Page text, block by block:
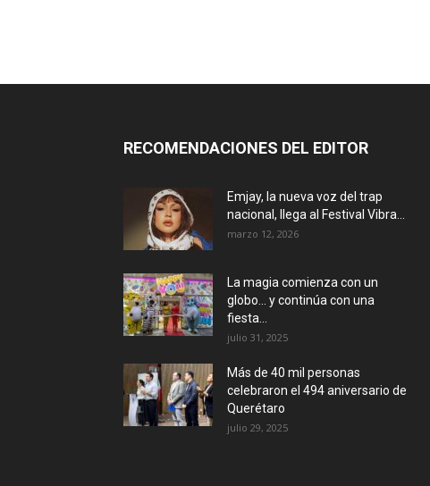
RECOMENDACIONES DEL EDITOR
Emjay, la nueva voz del trap
nacional, llega al Festival Vibra...
marzo 12, 2026
La magia comienza con un
globo… y continúa con una
fiesta...
julio 31, 2025
Más de 40 mil personas
celebraron el 494 aniversario de
Querétaro
julio 29, 2025